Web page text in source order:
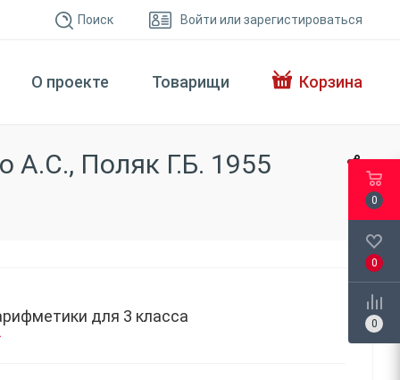
Поиск Войти или зарегистироваться
О проекте Товарищи Корзина
А.С., Поляк Г.Б. 1955
для 3 класса
0
0
0